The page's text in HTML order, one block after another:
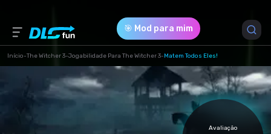
🎯 Mod para mim
Início-The Witcher 3-Jogabilidade Para The Witcher 3-Matem Todos Eles!
Avaliação
Versão do Jogo *
1 (4c38ffc05ac8b83e9cedaf46e1cc3bac.zip)